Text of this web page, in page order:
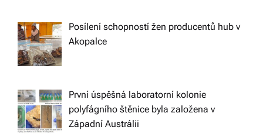
i
g
a
Posílení schopností žen producentů hub v
Akopalce
První úspěšná laboratorní kolonie
polyfágního štěnice byla založena v
Západní Austrálii